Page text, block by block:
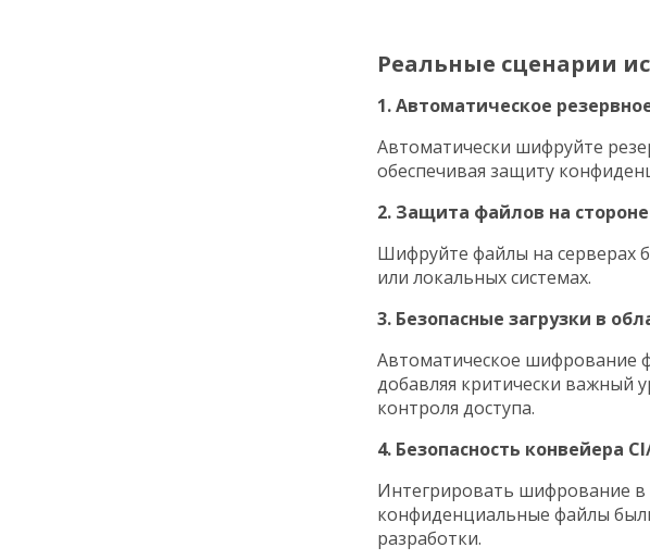
Реальные сценарии
1. Автоматическое
Автоматически шифруйте
обеспечивая защиту
2. Защита файлов на
Шифруйте файлы на серверах
или локальных системах.
3. Безопасные загрузки в
Автоматическое шифрование
добавляя критически важный
контроля доступа.
4. Безопасность конвейера
Интегрировать шифрование в
конфиденциальные файлы
разработки.